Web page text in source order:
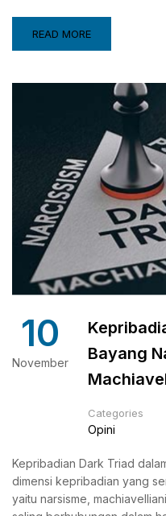
READ MORE
10
November
Bayang
Categories
Opini
Kepribadian Dark Triad
dimensi kepribadian yang
yaitu narsisme,